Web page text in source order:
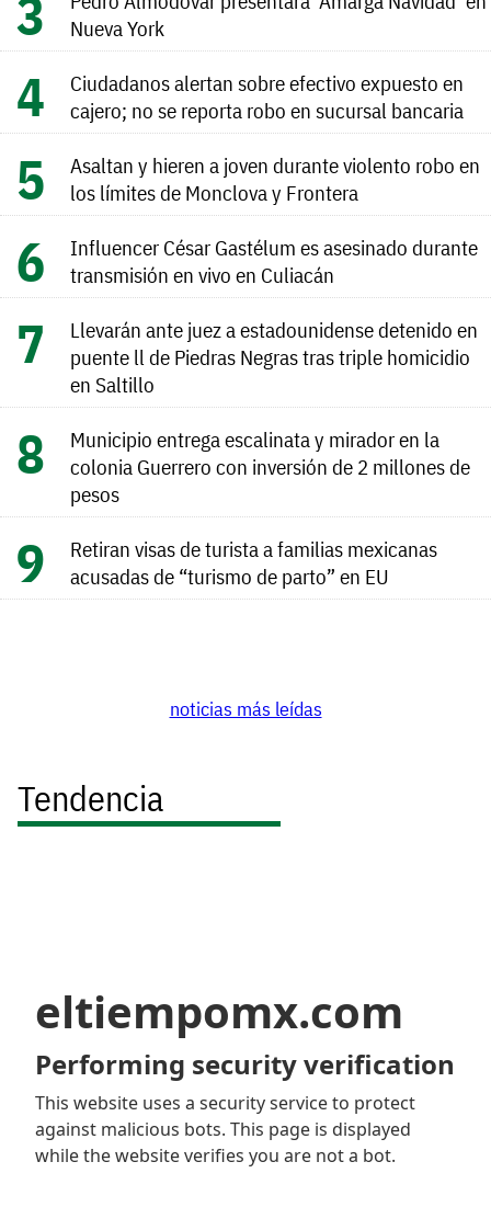
Nueva York
Ciudadanos alertan sobre efectivo expuesto en
cajero; no se reporta robo en sucursal bancaria
Asaltan y hieren a joven durante violento robo en
los límites de Monclova y Frontera
Influencer César Gastélum es asesinado durante
transmisión en vivo en Culiacán
Llevarán ante juez a estadounidense detenido en
puente ll de Piedras Negras tras triple homicidio
en Saltillo
Municipio entrega escalinata y mirador en la
colonia Guerrero con inversión de 2 millones de
pesos
Retiran visas de turista a familias mexicanas
acusadas de “turismo de parto” en EU
noticias más leídas
Tendencia